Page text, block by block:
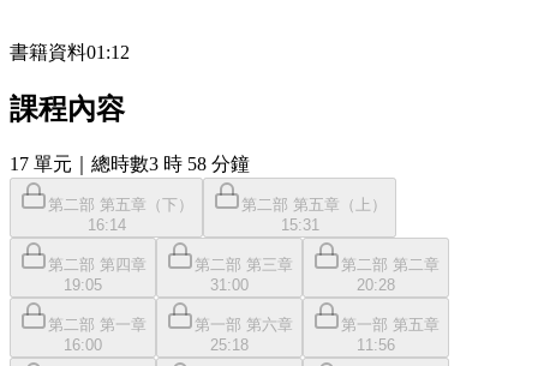
書籍資料01:12
課程內容
17 單元 ｜總時數3 時 58 分鐘
第二部 第五章（下）
16:14
第二部 第五章（上）
15:31
第二部 第四章
19:05
第二部 第三章
31:00
第二部 第二章
20:28
第二部 第一章
16:00
第一部 第六章
25:18
第一部 第五章
11:56